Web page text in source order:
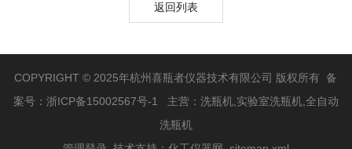
返回列表
COPYRIGHT © 2025年杭州喜瓶者仪器技术有限公司 版权所有 备
案号： 浙ICP备15002567号-1
主营：洗瓶机,实验室洗瓶机,全自动
洗瓶机